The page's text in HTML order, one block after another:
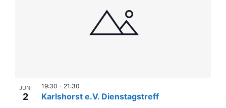
JUNI
2 Karlshorst e.V. Dienstagstreff
19:30 - 21:30